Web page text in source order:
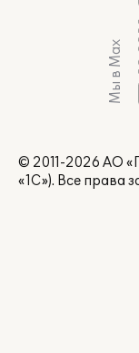
Мы в Max
© 2011-2026 АО
«1С»). Все права